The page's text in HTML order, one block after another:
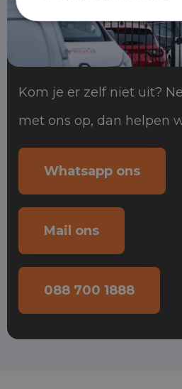
Kom je er zelf niet uit?
met ons op, dan helpen
Whatsapp ons
Mail ons
088 700 1888